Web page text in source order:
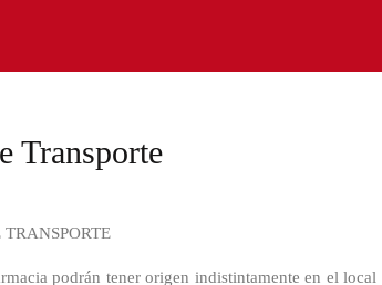
Transporte
podrán tener origen indistintamente en el